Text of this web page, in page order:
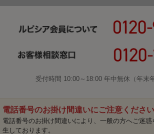
受付時間 10:00～18:00 年中無休（年末
電話番号のお掛け間違いにご注意ください
電話番号のお掛け間違いにより、一般の方へご迷
生しております。